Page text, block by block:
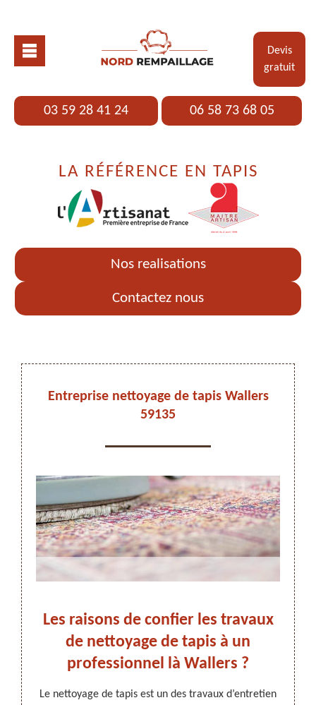
Devis
gratuit
03 59 28 41 24 06 58 73 68 05
LA RÉFÉRENCE EN TAPIS
Nos realisations
Contactez nous
Entreprise nettoyage de tapis Wallers
59135
Les raisons de confier les travaux
de nettoyage de tapis à un
professionnel là Wallers ?
Le nettoyage de tapis est un des travaux d’entretien